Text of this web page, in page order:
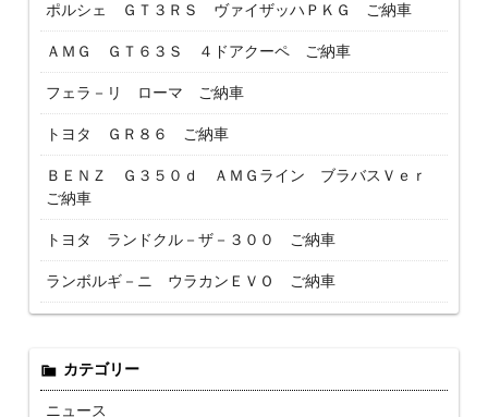
ポルシェ ＧＴ３ＲＳ ヴァイザッハＰＫＧ ご納車
ＡＭＧ ＧＴ６３Ｓ ４ドアクーペ ご納車
フェラ－リ ローマ ご納車
トヨタ ＧＲ８６ ご納車
ＢＥＮＺ Ｇ３５０ｄ ＡＭＧライン ブラバスＶｅｒ
ご納車
トヨタ ランドクル－ザ－３００ ご納車
ランボルギ－ニ ウラカンＥＶＯ ご納車
カテゴリー
ニュース